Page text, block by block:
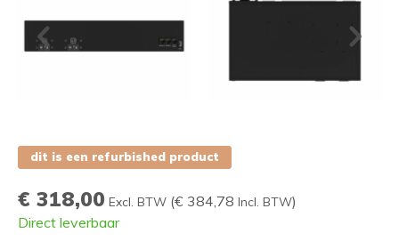
dit is een refurbished product
€ 318,00 Excl. BTW (€ 384,78 Incl. BTW)
Direct leverbaar